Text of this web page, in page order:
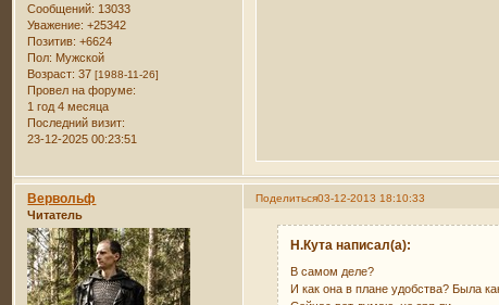
Сообщений: 13033
Уважение: +25342
Позитив: +6624
Пол: Мужской
Возраст: 37[1988-11-26]
Провел на форуме:
1 год 4 месяца
Последний визит:
23-12-2025 00:23:51
Поделиться03-12-2013 18:10:33
Вервольф
Читатель
Н.Кута написал(а):
В самом деле?
И как она в плане удобства? Была